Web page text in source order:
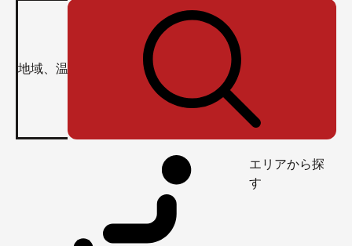
エリアから探
す